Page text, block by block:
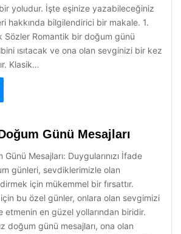
yoludur. İşte eşinize yazabileceğiniz
hakkında bilgilendirici bir makale. 1.
Sözler Romantik bir doğum günü
ısıtacak ve ona olan sevginizi bir kez
Klasik…
Günü Mesajları
Günü Mesajları: Duygularınızı İfade
günleri, sevdiklerimizle olan
için mükemmel bir fırsattır.
bu özel günler, onlara olan sevgimizi
en güzel yollarından biridir.
doğum günü mesajları, ona olan